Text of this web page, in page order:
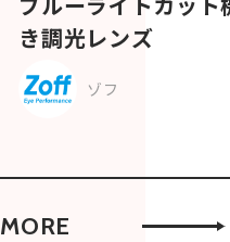
き調光レンズ
ゾフ
MORE